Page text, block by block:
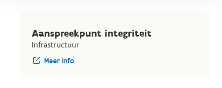
Aanspreekpunt integriteit
Infrastructuur
Meer info